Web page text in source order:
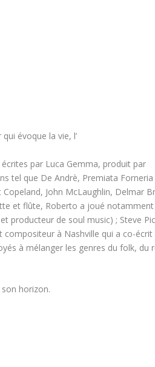
évoque la vie, l​’
par Luca Gemma, produit par
tel que De Andrè, Premiata
John McLaughlin, Delmar
et flûte, Roberto a joué
producteur de soul music) ; Steve
à Nashville qui a co-écrit
à mélanger les genres du folk, du
horizon.